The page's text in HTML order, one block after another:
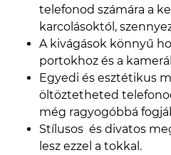
telefonod számára a
karcolásoktól,
A kivágások könnyű
portokhoz és a
Egyedi és esztétikus
öltöztetheted
még ragyogóbbá
Stílusos és divatos
lesz ezzel a tokkal.